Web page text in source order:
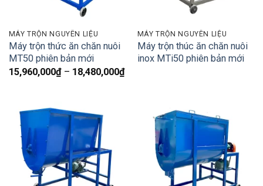
MÁY TRỘN NGUYÊN LIỆU
Máy trộn thức ăn chăn nuôi
MT50 phiên bản mới
15,960,000₫ – 18,480,000₫Khoảng
giá:
18,480,000₫
MÁY TRỘN NGUYÊN LIỆU
Máy trộn thúc ăn chăn nuôi
inox MTi50 phiên bản mới